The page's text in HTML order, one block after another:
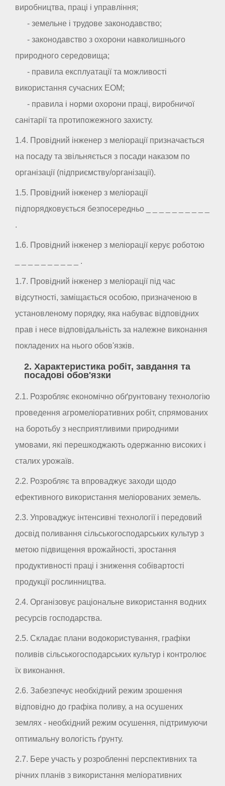
виробництва, праці і управління;
- земельне і трудове законодавство;
- законодавство з охорони навколишнього
природного середовища;
- правила експлуатації та можливості
використання сучасних ЕОМ;
- правила і норми охорони праці, виробничої
санітарії та протипожежного захисту.
1.4. Провідний інженер з меліорації призначається
на посаду та звільняється з посади наказом по
організації (підприємству/організації).
1.5. Провідний інженер з меліорації
підпорядковується безпосередньо _ _ _ _ _ _ _ _ _ _
.
1.6. Провідний інженер з меліорації керує роботою
_ _ _ _ _ _ _ _ _ _ .
1.7. Провідний інженер з меліорації під час
відсутності, заміщається особою, призначеною в
установленому порядку, яка набуває відповідних
прав і несе відповідальність за належне виконання
покладених на нього обов'язків.
2. Характеристика робіт, завдання та
посадові обов'язки
2.1. Розробляє економічно обґрунтовану технологію
проведення агромеліоративних робіт, спрямованих
на боротьбу з несприятливими природними
умовами, які перешкоджають одержанню високих і
сталих урожаїв.
2.2. Розробляє та впроваджує заходи щодо
ефективного використання меліорованих земель.
2.3. Упроваджує інтенсивні технології і передовий
досвід поливання сільськогосподарських культур з
метою підвищення врожайності, зростання
продуктивності праці і зниження собівартості
продукції рослинництва.
2.4. Організовує раціональне використання водних
ресурсів господарства.
2.5. Складає плани водокористування, графіки
поливів сільськогосподарських культур і контролює
їх виконання.
2.6. Забезпечує необхідний режим зрошення
відповідно до графіка поливу, а на осушених
землях - необхідний режим осушення, підтримуючи
оптимальну вологість ґрунту.
2.7. Бере участь у розробленні перспективних та
річних планів з використання меліоративних